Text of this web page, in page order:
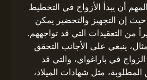
أن يبدأ الأزواج في التخطيط
إن التجهيز والتحضير يمكن
من التعقيدات التي قد تواجههم.
ينبغي على الأجانب التحقق
في باراغواي، والتي قد
مثل شهادات الميلاد،